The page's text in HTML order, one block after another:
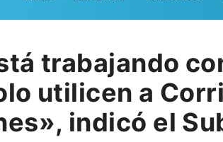
trabajando
utilicen a
indicó el